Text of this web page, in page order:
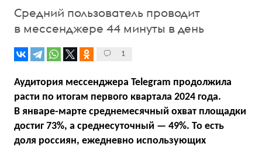
Средний пользователь проводит
в мессенджере 44 минуты в день
1
Аудитория мессенджера Telegram продолжила
расти по итогам первого квартала 2024 года.
В январе-марте среднемесячный охват площадки
достиг 73%, а среднесуточный — 49%. То есть
доля россиян, ежедневно использующих